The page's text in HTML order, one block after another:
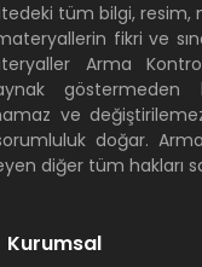
tüm bilgi, resim,
fikri ve
Arma
göstermeden
ve
doğar.
diğer tüm hakları
Kurumsal